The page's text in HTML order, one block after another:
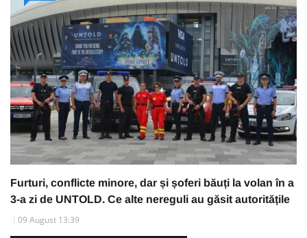
Furturi, conflicte minore, dar și șoferi băuți la volan în a
3-a zi de UNTOLD. Ce alte nereguli au găsit autoritățile
09 August 13:39